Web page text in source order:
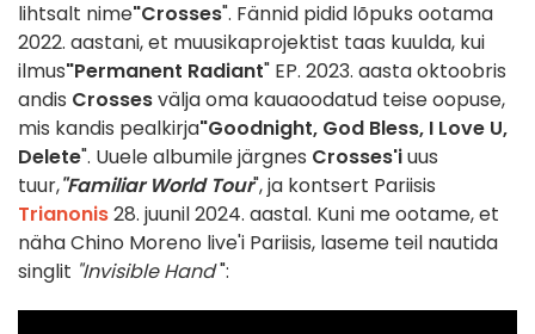
lihtsalt nime"Crosses". Fännid pidid lõpuks ootama
2022. aastani, et muusikaprojektist taas kuulda, kui
ilmus"Permanent Radiant" EP. 2023. aasta oktoobris
andis Crossesvälja oma kauaoodatud teise oopuse,
mis kandis pealkirja"Goodnight, God Bless, I Love U,
Delete". Uuele albumile järgnes Crosses'iuus
tuur,"Familiar World Tour", ja kontsert Pariisis
Trianonis28. juunil 2024. aastal. Kuni me ootame, et
näha Chino Moreno live'i Pariisis, laseme teil nautida
singlit "Invisible Hand":